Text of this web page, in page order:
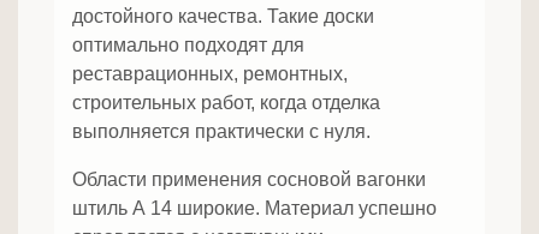
достойного качества. Такие доски
оптимально подходят для
реставрационных, ремонтных,
строительных работ, когда отделка
выполняется практически с нуля.
Области применения сосновой вагонки
штиль А 14 широкие. Материал успешно